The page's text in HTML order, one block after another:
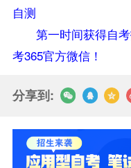
自测
第一时间获得自
考365官方微信！
分享到: